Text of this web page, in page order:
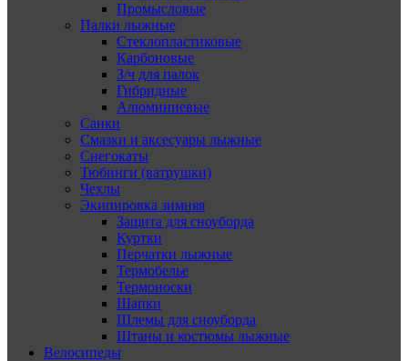
Промысловые
Палки лыжные
Стеклопластиковые
Карбоновые
З/ч для палок
Гибридные
Алюминиевые
Санки
Смазки и аксесуары лыжные
Снегокаты
Тюбинги (ватрушки)
Чехлы
Экипировка зимняя
Защита для сноуборда
Куртки
Перчатки лыжные
Термобелье
Термоноски
Шапки
Шлемы для сноуборда
Штаны и костюмы лыжные
Велосипеды